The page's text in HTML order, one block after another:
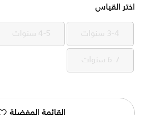
اختر القياس
3-4 سنوات 3-4 سنوات 4-5 سنوات 4-5 سنوات
6-7 سنوات 6-7 سنوات